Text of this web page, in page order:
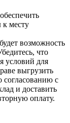
месту
возможность
что
условий для
выгрузить
согласованию с
и доставить
оплату.